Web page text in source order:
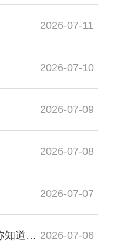
2026-07-11
2026-07-10
2026-07-09
2026-07-08
2026-07-07
为什么很多选择云石玻璃，你知道有什么用处吗？ 2026-07-06